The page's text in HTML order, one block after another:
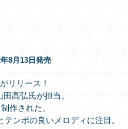
8月13日発売
リリース！
高弘氏が担当。
作された。
ンポの良いメロディに注目。